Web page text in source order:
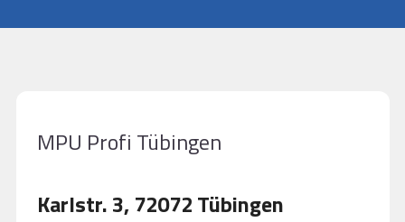
MPU Profi Tübingen
Karlstr. 3, 72072 Tübingen